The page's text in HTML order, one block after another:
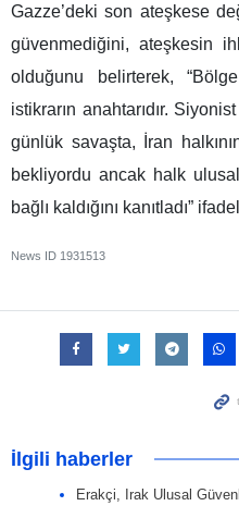
Gazze’deki son ateşkese
güvenmediğini, ateşkesin
olduğunu belirterek,
istikrarın anahtarıdır.
günlük savaşta, İran
bekliyordu ancak halk
bağlı kaldığını kanıtladı”
News ID 1931513
İlgili haberler
Erakçi, Irak Ulusal